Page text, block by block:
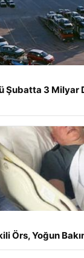
Şubatta 3 Milyar
Örs, Yoğun